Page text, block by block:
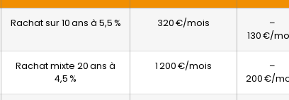
Rachat sur 10 ans à 5,5 % 320 €/mois
–
130 €/
Rachat mixte 20 ans à
4,5 %
1 200 €/mois
–
200 €/